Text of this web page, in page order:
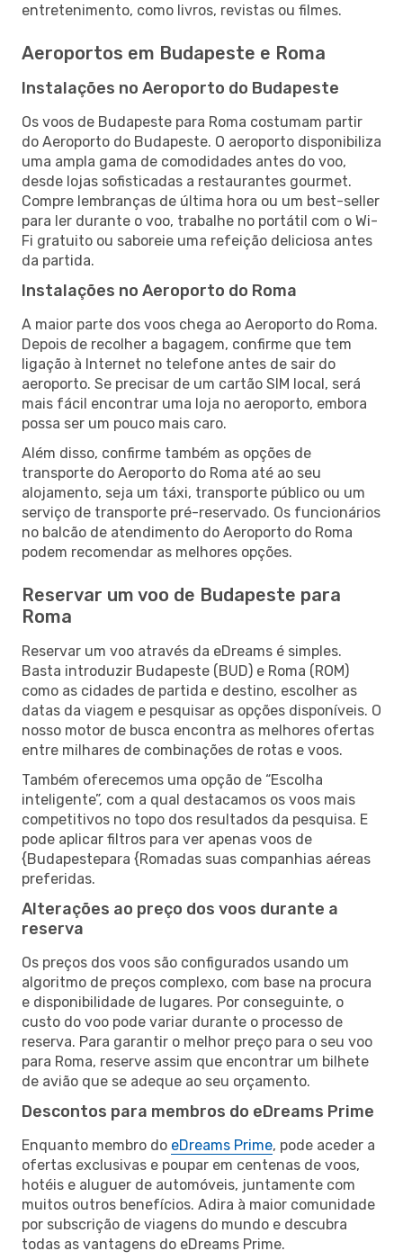
entretenimento, como livros, revistas ou filmes.
Aeroportos em Budapeste e Roma
Instalações no Aeroporto do Budapeste
Os voos de Budapeste para Roma costumam partir
do Aeroporto do Budapeste. O aeroporto disponibiliza
uma ampla gama de comodidades antes do voo,
desde lojas sofisticadas a restaurantes gourmet.
Compre lembranças de última hora ou um best-seller
para ler durante o voo, trabalhe no portátil com o Wi-
Fi gratuito ou saboreie uma refeição deliciosa antes
da partida.
Instalações no Aeroporto do Roma
A maior parte dos voos chega ao Aeroporto do Roma.
Depois de recolher a bagagem, confirme que tem
ligação à Internet no telefone antes de sair do
aeroporto. Se precisar de um cartão SIM local, será
mais fácil encontrar uma loja no aeroporto, embora
possa ser um pouco mais caro.
Além disso, confirme também as opções de
transporte do Aeroporto do Roma até ao seu
alojamento, seja um táxi, transporte público ou um
serviço de transporte pré-reservado. Os funcionários
no balcão de atendimento do Aeroporto do Roma
podem recomendar as melhores opções.
Reservar um voo de Budapeste para
Roma
Reservar um voo através da eDreams é simples.
Basta introduzir Budapeste (BUD) e Roma (ROM)
como as cidades de partida e destino, escolher as
datas da viagem e pesquisar as opções disponíveis. O
nosso motor de busca encontra as melhores ofertas
entre milhares de combinações de rotas e voos.
Também oferecemos uma opção de “Escolha
inteligente”, com a qual destacamos os voos mais
competitivos no topo dos resultados da pesquisa. E
pode aplicar filtros para ver apenas voos de
{Budapestepara {Romadas suas companhias aéreas
preferidas.
Alterações ao preço dos voos durante a
reserva
Os preços dos voos são configurados usando um
algoritmo de preços complexo, com base na procura
e disponibilidade de lugares. Por conseguinte, o
custo do voo pode variar durante o processo de
reserva. Para garantir o melhor preço para o seu voo
para Roma, reserve assim que encontrar um bilhete
de avião que se adeque ao seu orçamento.
Descontos para membros do eDreams Prime
Enquanto membro do eDreams Prime, pode aceder a
ofertas exclusivas e poupar em centenas de voos,
hotéis e aluguer de automóveis, juntamente com
muitos outros benefícios. Adira à maior comunidade
por subscrição de viagens do mundo e descubra
todas as vantagens do eDreams Prime.